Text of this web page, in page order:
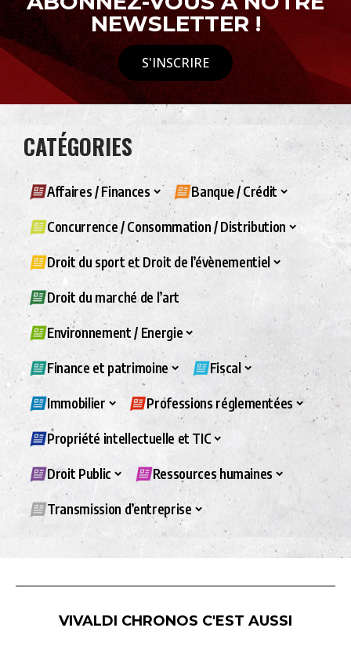
NEWSLETTER !
S'INSCRIRE
CATÉGORIES
Affaires / Finances Banque / Crédit
Concurrence / Consommation / Distribution
Droit du sport et Droit de l’évènementiel
Droit du marché de l’art
Environnement / Energie
Finance et patrimoine Fiscal
Immobilier Professions réglementées
Propriété intellectuelle et TIC
Droit Public Ressources humaines
Transmission d’entreprise
VIVALDI CHRONOS C'EST AUSSI